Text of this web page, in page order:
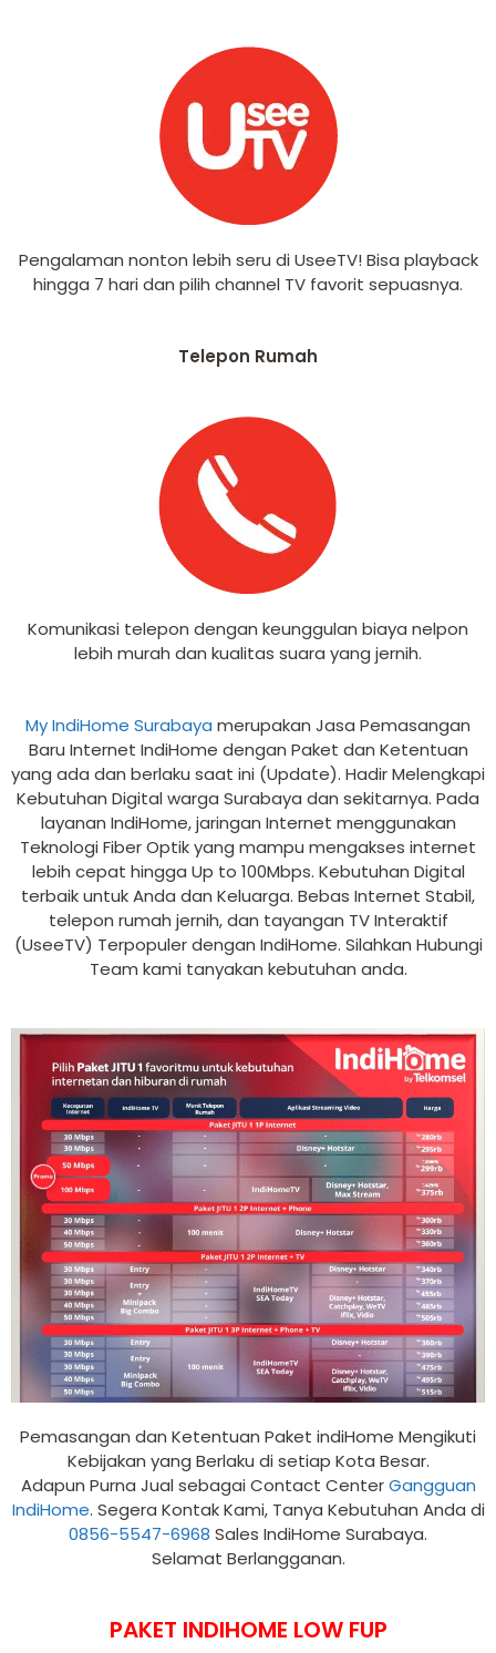
Pengalaman nonton lebih seru di UseeTV! Bisa playback
hingga 7 hari dan pilih channel TV favorit sepuasnya.
Telepon Rumah
Komunikasi telepon dengan keunggulan biaya nelpon
lebih murah dan kualitas suara yang jernih.
My IndiHome Surabaya merupakan Jasa Pemasangan
Baru Internet IndiHome dengan Paket dan Ketentuan
yang ada dan berlaku saat ini (Update). Hadir Melengkapi
Kebutuhan Digital warga Surabaya dan sekitarnya. Pada
layanan IndiHome, jaringan Internet menggunakan
Teknologi Fiber Optik yang mampu mengakses internet
lebih cepat hingga Up to 100Mbps. Kebutuhan Digital
terbaik untuk Anda dan Keluarga. Bebas Internet Stabil,
telepon rumah jernih, dan tayangan TV Interaktif
(UseeTV) Terpopuler dengan IndiHome. Silahkan Hubungi
Team kami tanyakan kebutuhan anda.
Pemasangan dan Ketentuan Paket indiHome Mengikuti
Kebijakan yang Berlaku di setiap Kota Besar.
Adapun Purna Jual sebagai Contact CenterGangguan
IndiHome. Segera Kontak Kami, Tanya Kebutuhan Anda di
0856-5547-6968 Sales IndiHome Surabaya.
Selamat Berlangganan.
PAKET INDIHOME LOW FUP